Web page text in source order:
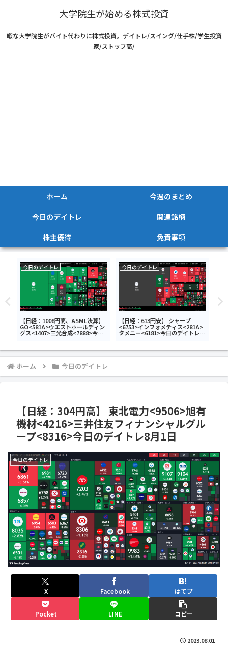
大学院生が始める株式投資
暇な大学院生がバイト代わりに株式投資。デイトレ/スイング/仕手株/学生投資
家/ストップ高/
ホーム
今週のまとめ
今日のデイトレ
関連銘柄
株主優待
免責事項
今日のデイトレ
【日経：1008円高、ASML決算】
GO<581A>ウエストホールディン
グス<1407>三光合成<7888>今日
今日のデイトレ
【日経：613円安】 シャープ
<6753>インフォメティス<281A>
タメニー<6181>今日のデイトレ6
ホーム 今日のデイトレ
【日経：304円高】 東北電力<9506>旭有
機材<4216>三井住友フィナンシャルグル
ープ<8316>今日のデイトレ8月1日
今日のデイトレ
X Facebook はてブ
Pocket LINE コピー
2023.08.01